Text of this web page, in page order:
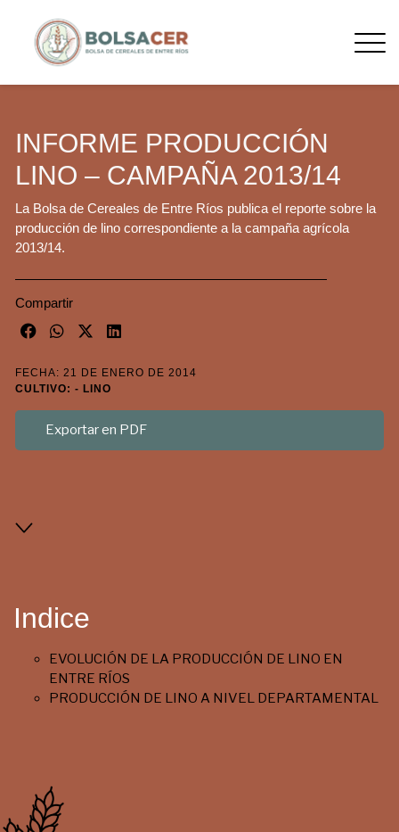
INFORME PRODUCCIÓN
LINO – CAMPAÑA 2013/14
La Bolsa de Cereales de Entre Ríos publica el reporte sobre la
producción de lino correspondiente a la campaña agrícola
2013/14.
Compartir
FECHA: 21 DE ENERO DE 2014
CULTIVO: - LINO
Exportar en PDF
Indice
EVOLUCIÓN DE LA PRODUCCIÓN DE LINO EN
ENTRE RÍOS
PRODUCCIÓN DE LINO A NIVEL DEPARTAMENTAL